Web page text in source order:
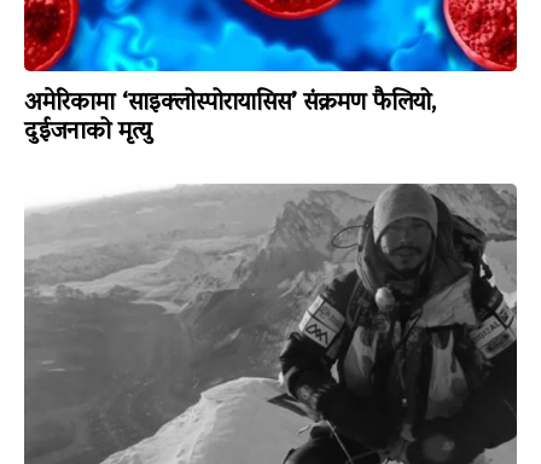
अमेरिकामा ‘साइक्लोस्पोरायासिस’ संक्रमण फैलियो,
दुईजनाको मृत्यु